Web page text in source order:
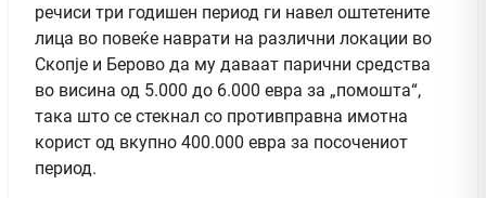
речиси три годишен период ги навел оштетените
лица во повеќе наврати на различни локации во
Скопје и Берово да му даваат парични средства
во висина од 5.000 до 6.000 евра за „помошта“,
така што се стекнал со противправна имотна
корист од вкупно 400.000 евра за посочениот
период.